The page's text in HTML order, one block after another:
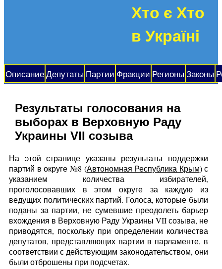
Хто є Хто
в Україні
Описание Депутаты Партии Фракции Регионы Законы
Результаты голосования на
выборах в Верховную Раду
Украины VII созыва
На этой странице указаны результаты поддержки
партий в округе №8 (Автономная Республика Крым) с
указанием количества избирателей,
проголосовавших в этом округе за каждую из
ведущих политических партий. Голоса, которые были
поданы за партии, не сумевшие преодолеть барьер
вхождения в Верховную Раду Украины VII созыва, не
приводятся, поскольку при определении количества
депутатов, представляющих партии в парламенте, в
соответствии с действующим законодательством, они
были отброшены при подсчетах.